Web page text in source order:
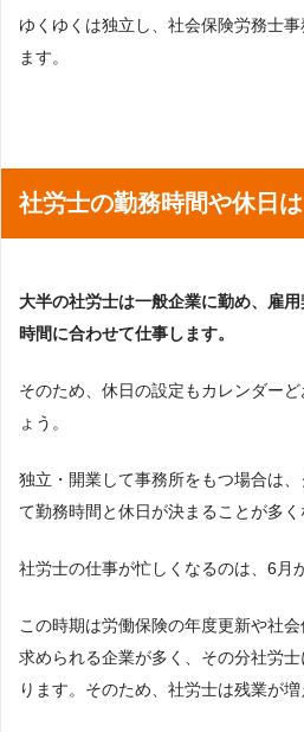
ゆくゆくは独立し、社会保険労務士
ます。
社労士の勤務時間や休日は
大半の社労士は一般企業に勤め、雇
時間に合わせて仕事します。
そのため、休日の設定もカレンダー
ょう。
独立・開業して事務所をもつ場合は
て勤務時間と休日が決まることが多く
社労士の仕事が忙しくなるのは、6月
この時期は労働保険の年度更新や社
求められる企業が多く、その分社労
ります。そのため、社労士は残業が増